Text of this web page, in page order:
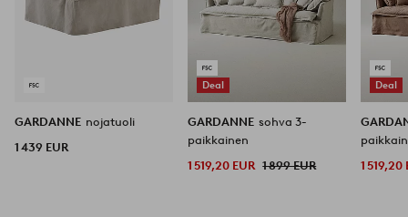
GARDANNE nojatuoli
1 439 EUR
Deal
GARDANNE sohva 3-
paikkainen
1 519,20 EUR 1 899 EUR
Deal
1 519,20